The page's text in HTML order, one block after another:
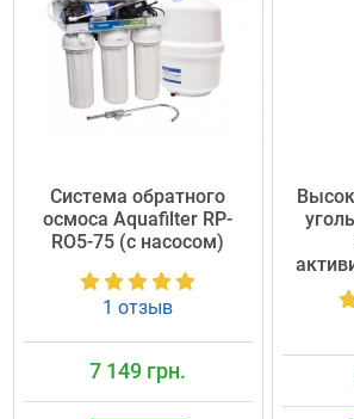
Cистема обратного
осмоса Aquafilter RP-
RO5-75 (с насосом)
1 отзыв
7 149 грн.